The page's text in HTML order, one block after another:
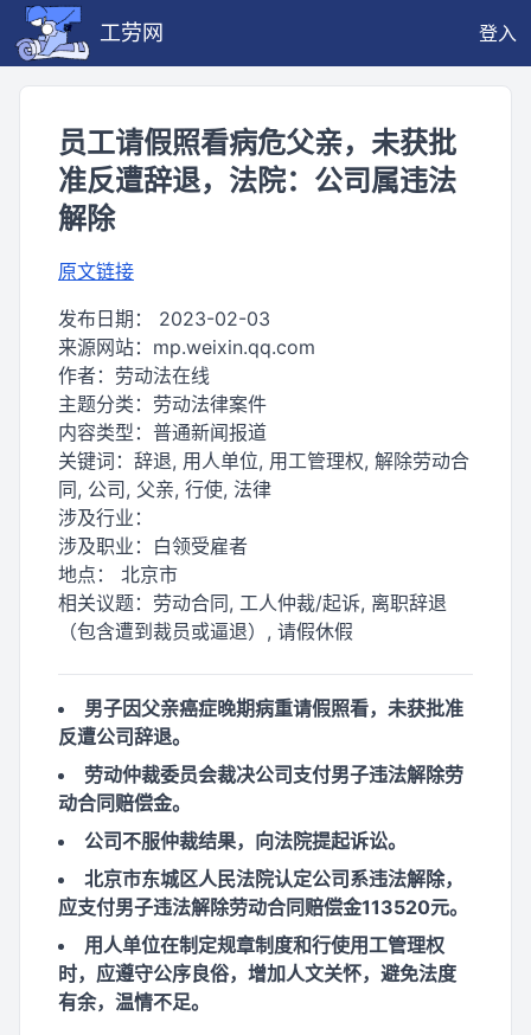
工劳网 登入
员工请假照看病危父亲，未获批
准反遭辞退，法院：公司属违法
解除
原文链接
发布日期： 2023-02-03
来源网站： mp.weixin.qq.com
作者： 劳动法在线
主题分类： 劳动法律案件
内容类型： 普通新闻报道
关键词： 辞退, 用人单位, 用工管理权, 解除劳动合
同, 公司, 父亲, 行使, 法律
涉及行业：
涉及职业： 白领受雇者
地点： 北京市
相关议题： 劳动合同, 工人仲裁/起诉, 离职辞退
（包含遭到裁员或逼退）, 请假休假
男子因父亲癌症晚期病重请假照看，未获批准
反遭公司辞退。
劳动仲裁委员会裁决公司支付男子违法解除劳
动合同赔偿金。
公司不服仲裁结果，向法院提起诉讼。
北京市东城区人民法院认定公司系违法解除，
应支付男子违法解除劳动合同赔偿金113520元。
用人单位在制定规章制度和行使用工管理权
时，应遵守公序良俗，增加人文关怀，避免法度
有余，温情不足。